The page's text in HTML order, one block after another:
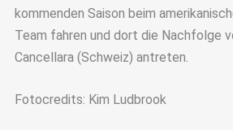
kommenden Saison beim
Team fahren und dort die Nachfolge
Cancellara (Schweiz) antreten.
Fotocredits: Kim Ludbrook